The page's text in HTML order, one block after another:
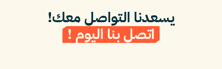
يسعدنا التواصل معك!
اتصل بنا اليوم !